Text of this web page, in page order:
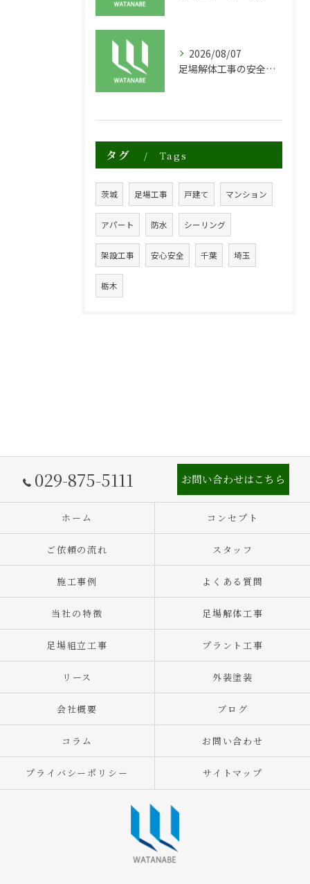
2026/08/07
足場解体工事の安全性と効率化のポイント
タグ Tags
茨城 足場工事 戸建て マンション
アパート 防水 シーリング
架設工事 安心安全 千葉 埼玉
栃木
029-875-5111 お問い合わせはこちら
ホーム コンセプト
ご依頼の流れ スタッフ
施工事例 よくある質問
当社の特徴 足場解体工事
足場組立工事 プラント工事
リース 外装塗装
会社概要 ブログ
コラム お問い合わせ
プライバシーポリシー サイトマップ